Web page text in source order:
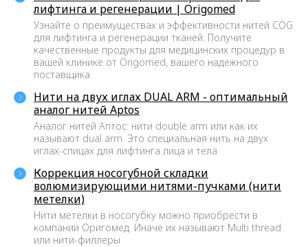
лифтинга и регенерации | Origomed
Узнайте о преимуществах и эффективности нитей COG
для лифтинга и регенерации тканей. Получите
качественные продукты для медицинских процедур в
вашей клинике от Origomed, вашего надежного
поставщика.
Нити на двух иглах DUAL ARM - оптимальный
аналог нитей Aptos
Аналог нитей Аптос: нити double arm или как их
называют dual arm. Это специальная нить на двух
иглах-спицах для лифтинга лица и тела
Коррекция носогубной складки
волюмизирующими нитями-пучками (нити
метелки)
Нити метелки в носогубку можно приобрести в
компании Оригомед. Иначе их называют Multi thread
или нити-филлеры
>9 ЛЕТ ОПЫТА
Мы на рынке с 2014 года. За это
опыт, на котором учимся и
становимся лучше для вас.
РЕГИСТРАЦИОННОЕ
УДОСТОВЕРЕНИЕ
Вся продукция, которую вы
приобретаете у нас,
лицензирована и имеет
необходимые сертификаты.